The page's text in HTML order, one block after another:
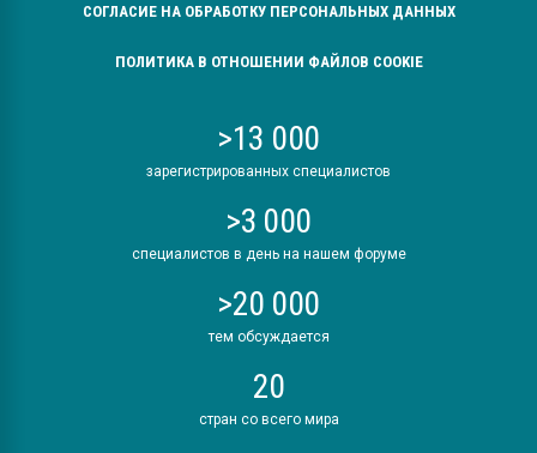
СОГЛАСИЕ НА ОБРАБОТКУ ПЕРСОНАЛЬНЫХ ДАННЫХ
ПОЛИТИКА В ОТНОШЕНИИ ФАЙЛОВ COOKIE
>13 000
зарегистрированных специалистов
>3 000
специалистов в день на нашем форуме
>20 000
тем обсуждается
20
стран со всего мира